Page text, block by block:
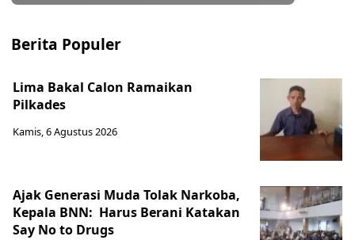
Berita Populer
Lima Bakal Calon Ramaikan
Pilkades
Kamis, 6 Agustus 2026
Ajak Generasi Muda Tolak Narkoba,
Kepala BNN: Harus Berani Katakan
Say No to Drugs